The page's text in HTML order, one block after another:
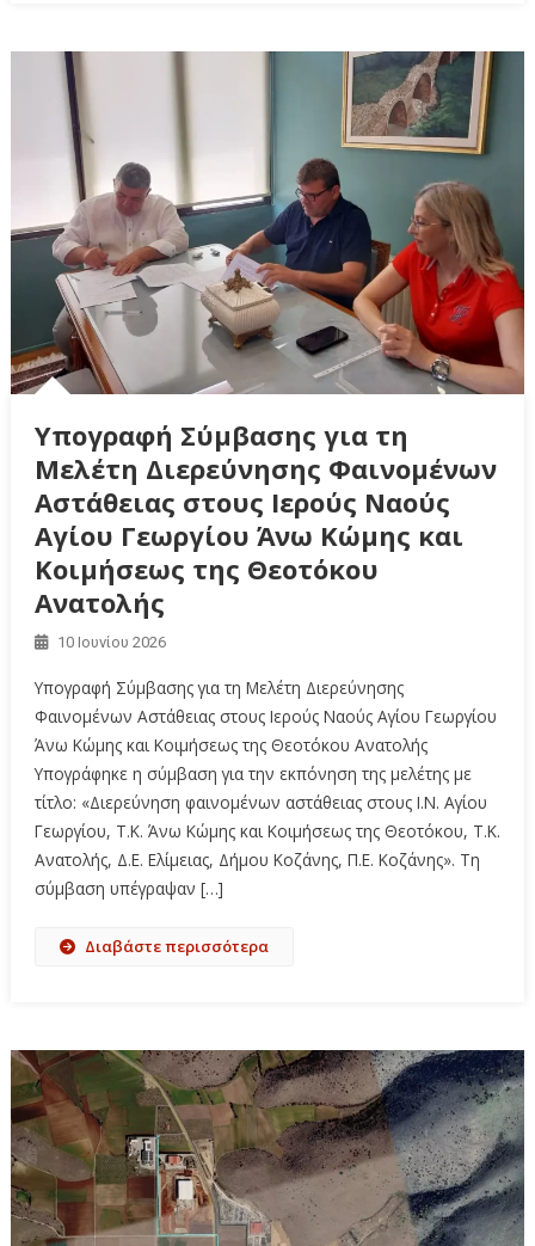
Υπογραφή Σύμβασης για τη
Μελέτη Διερεύνησης Φαινομένων
Αστάθειας στους Ιερούς Ναούς
Αγίου Γεωργίου Άνω Κώμης και
Κοιμήσεως της Θεοτόκου
Ανατολής
10 Ιουνίου 2026
Υπογραφή Σύμβασης για τη Μελέτη Διερεύνησης
Φαινομένων Αστάθειας στους Ιερούς Ναούς Αγίου Γεωργίου
Άνω Κώμης και Κοιμήσεως της Θεοτόκου Ανατολής
Υπογράφηκε η σύμβαση για την εκπόνηση της μελέτης με
τίτλο: «Διερεύνηση φαινομένων αστάθειας στους Ι.Ν. Αγίου
Γεωργίου, Τ.Κ. Άνω Κώμης και Κοιμήσεως της Θεοτόκου, Τ.Κ.
Ανατολής, Δ.Ε. Ελίμειας, Δήμου Κοζάνης, Π.Ε. Κοζάνης». Τη
σύμβαση υπέγραψαν […]
Διαβάστε περισσότερα